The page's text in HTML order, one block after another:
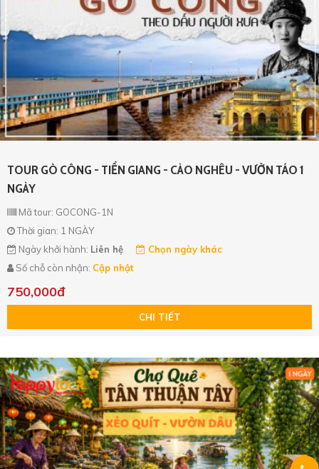
TOUR GÒ CÔNG - TIỀN GIANG - CÀO NGHÊU - VƯỜN TÁO 1
NGÀY
Mã tour: GOCONG-1N
Thời gian: 1 NGÀY
Ngày khởi hành: Liên hệ
Chọn ngày khác
Số chỗ còn nhận: Cập nhật
750,000đ
CHI TIẾT